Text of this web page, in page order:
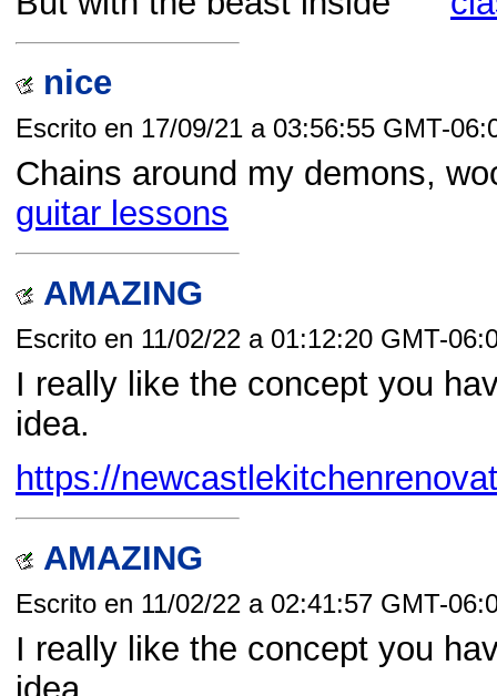
nice
Escrito en 17/09/21 a 03:56:55 GMT-
Chains around my demons,
guitar lessons
AMAZING
Escrito en 11/02/22 a 01:12:20 GMT-
I really like the concept you
idea.
https://
AMAZING
Escrito en 11/02/22 a 02:41:57 GMT-
I really like the concept you